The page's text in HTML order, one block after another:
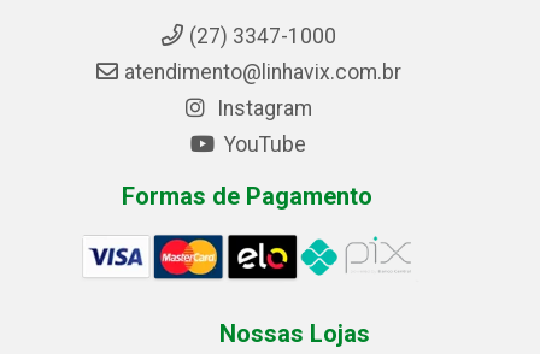
(27) 3347-1000
atendimento@linhavix.com.br
Instagram
YouTube
Formas de Pagamento
Nossas Lojas